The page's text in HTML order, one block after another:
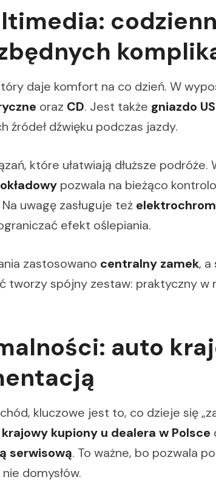
daje komfort na co dzień. W
oraz CD. Jest także gniazdo
źródeł dźwięku podczas jazdy.
które ułatwiają dłuższe podróże.
pozwala na bieżąco
uwagę zasługuje też
efekt oślepiania.
zastosowano centralny zamek, a
tworzy spójny zestaw: praktyczny w
auto
kluczowe jest to, co dzieje się
kupiony u dealera w Polsce
serwisową. To ważne, bo pozwala
domysłów.